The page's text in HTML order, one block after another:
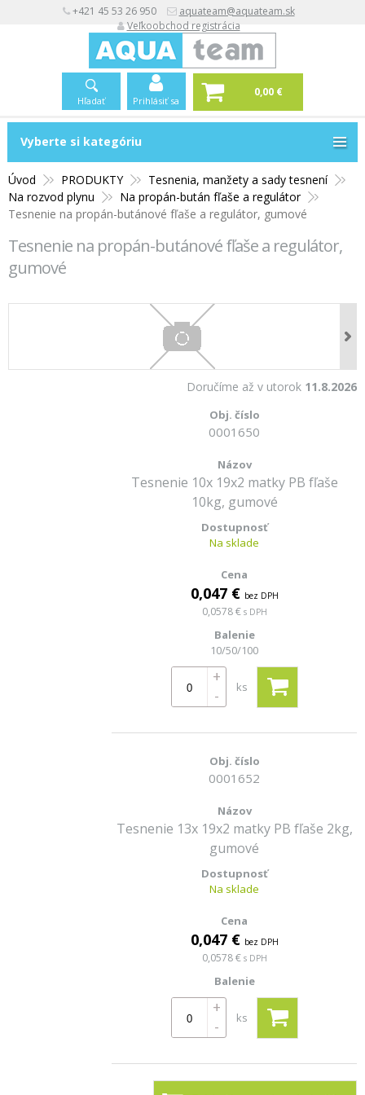
+421 45 53 26 950
aquateam@aquateam.sk
Veľkoobchod registrácia
Hľadať Prihlásiť sa
0,00 €
Vyberte si kategóriu
Úvod PRODUKTY
Tesnenia, manžety a sady tesnení
Na rozvod plynu
Na propán-bután fľaše a regulátor
Tesnenie na propán-butánové fľaše a regulátor, gumové
Tesnenie na propán-butánové fľaše a regulátor,
gumové
Doručíme až v utorok 11.8.2026
0001650
Tesnenie 10x 19x2 matky PB fľaše
10kg, gumové
Na sklade
0,047 € bez DPH
0,0578 € s DPH
10/50/100
+
-
ks
0001652
Tesnenie 13x 19x2 matky PB fľaše 2kg,
gumové
Na sklade
0,047 € bez DPH
0,0578 € s DPH
+
-
ks
Vyberte si kategóriu